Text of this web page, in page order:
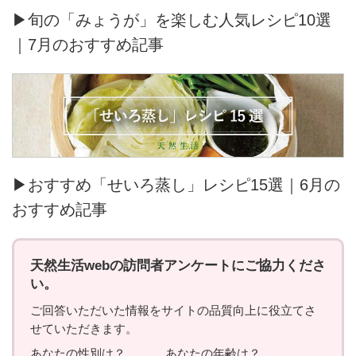
▶旬の「みょうが」を楽しむ人気レシピ10選
｜7月のおすすめ記事
▶おすすめ「せいろ蒸し」レシピ15選｜6月の
おすすめ記事